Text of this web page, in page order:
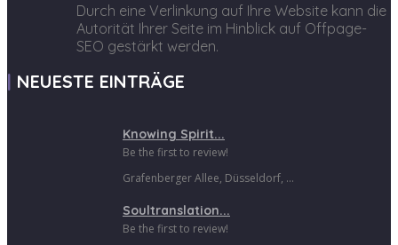
Durch eine Verlinkung auf Ihre Website kann die
Autorität Ihrer Seite im Hinblick auf Offpage-
SEO gestärkt werden.
NEUESTE EINTRÄGE
Knowing Spirit...
Be the first to review!
Grafenberger Allee, Düsseldorf, ...
Soultranslation...
Be the first to review!